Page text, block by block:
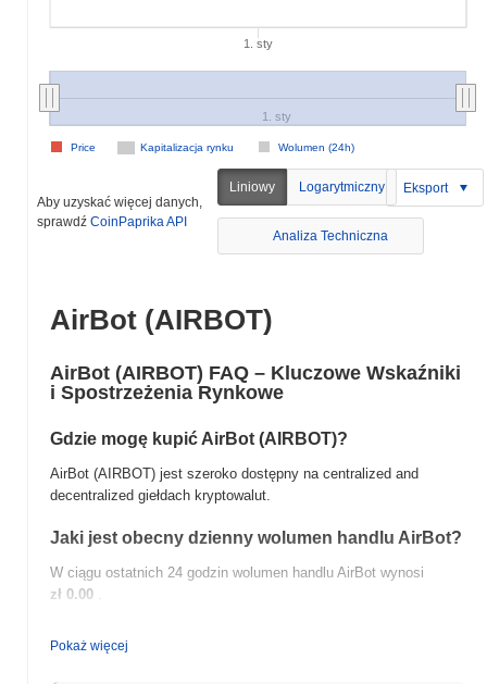
1. sty
Kapitalizacja rynku Wolumen (24h)
Price
1. sty
Aby uzyskać więcej danych,
sprawdź CoinPaprika API
Liniowy Logarytmiczny Eksport
Analiza Techniczna
AirBot (AIRBOT)
AirBot (AIRBOT) FAQ – Kluczowe Wskaźniki
i Spostrzeżenia Rynkowe
Gdzie mogę kupić AirBot (AIRBOT)?
AirBot (AIRBOT) jest szeroko dostępny na centralized and
decentralized giełdach kryptowalut.
Jaki jest obecny dzienny wolumen handlu AirBot?
W ciągu ostatnich 24 godzin wolumen handlu AirBot wynosi
zł 0.00 .
Jaka jest historia zakresu cen AirBot?
Pokaż więcej